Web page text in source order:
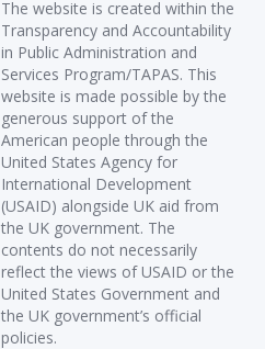
The website is created within the
Transparency and Accountability
in Public Administration and
Services Program/TAPAS. This
website is made possible by the
generous support of the
American people through the
United States Agency for
International Development
(USAID) alongside UK aid from
the UK government. The
contents do not necessarily
reflect the views of USAID or the
United States Government and
the UK government’s official
policies.